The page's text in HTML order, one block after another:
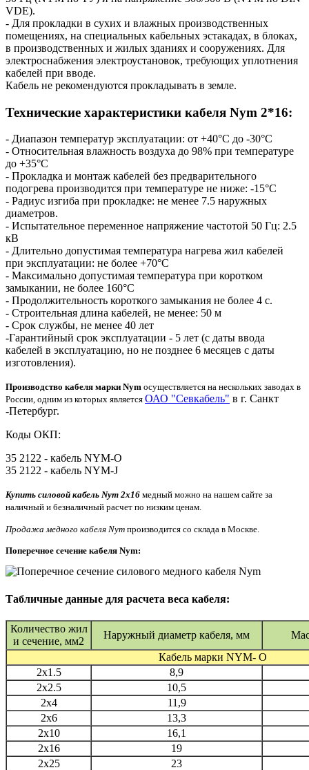
VDE).
- Для прокладки в сухих и влажных производственных
помещениях, на специальных кабельных эстакадах, в блоках,
в производственных и жилых зданиях и сооружениях. Для
электроснабжения электроустановок, требующих уплотнения
кабелей при вводе.
Кабель не рекомендуются прокладывать в земле.
Технические характеристики кабеля Nym 2*16:
- Диапазон температур эксплуатации: от +40°С до -30°С
- Относительная влажность воздуха до 98% при температуре
до +35°С
- Прокладка и монтаж кабелей без предварительного
подогрева производится при температуре не ниже: -15°С
- Радиус изгиба при прокладке: не менее 7.5 наружных
диаметров.
- Испытательное переменное напряжение частотой 50 Гц: 2.5
кВ
- Длительно допустимая температура нагрева жил кабелей
при эксплуатации: не более +70°С
- Максимально допустимая температура при коротком
замыкании, не более 160°С
- Продолжительность короткого замыкания не более 4 с.
- Строительная длина кабелей, не менее: 50 м
- Срок службы, не менее 40 лет
-Гарантийный срок эксплуатации - 5 лет (с даты ввода
кабелей в эксплуатацию, но не позднее 6 месяцев с даты
изготовления).
Производство кабеля марки Nym осуществляется на нескольких заводах в
России, одним из которых является ОАО "Севкабель" в г. Санкт
-Петербург.
Коды ОКП:
35 2122 - кабель NYM-O
35 2122 - кабель NYM-J
Купить силовой кабель Nym 2x16 медный можно на нашем сайте за
наличный и безналичный расчет по низким ценам.
Продажа медного кабеля Nym производится со склада в Москве.
Поперечное сечение кабеля Nym:
Табличные данные для расчета веса кабеля:
Количество жил
и сечение, мм2
Наружный диаметр кабеля, мм
Кабель марки NYM- O
2x1.5
8,9
2x2.5
10,5
2x4
11,9
2x6
13,3
2x10
16,1
2x16
19
2x25
23